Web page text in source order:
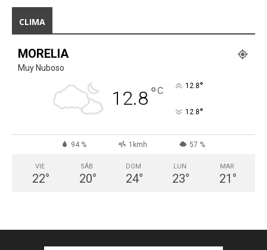
CLIMA
MORELIA
Muy Nuboso
12.8°C 12.8°
12.8°
94 % 1kmh 57 %
VIE
22°
SÁB
20°
DOM
24°
LUN
23°
MAR
21 °